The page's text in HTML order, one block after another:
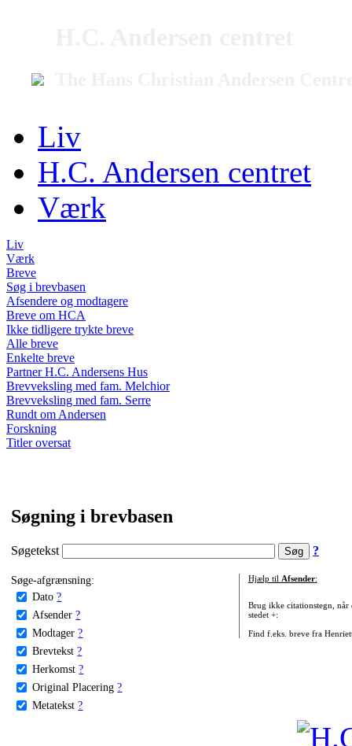
Liv
H.C. Andersen centret
Værk
Liv
Værk
Breve
Søg i brevbasen
Afsendere og modtagere
Breve om HCA
Ikke tidligere trykte breve
Alle breve
Enkelte breve
Partner H.C. Andersens Hus
Brevveksling med fam. Melchior
Brevveksling med fam. Serre
Rundt om Andersen
Forskning
Titler oversat
Søgning i brevbasen
Søgetekst ?
Søge-afgrænsning:
Dato ?
Afsender ?
Modtager ?
Brevtekst ?
Herkomst ?
Original Placering ?
Metatekst ?
Hjælp til Afsender:
Brug ikke citationstegn, når
stedet +:
Find f.eks. breve fra